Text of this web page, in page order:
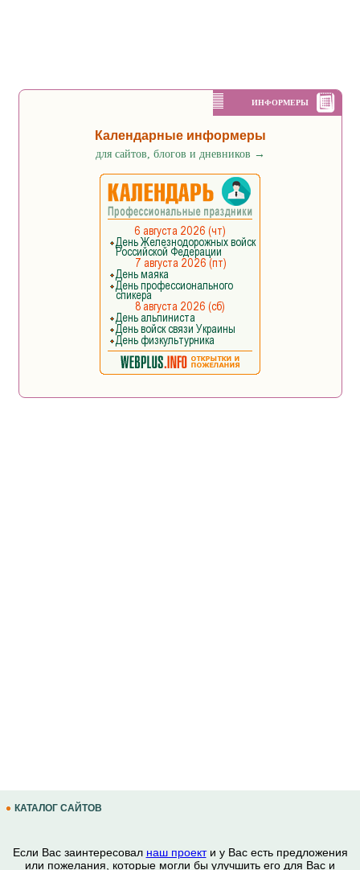
ИНФОРМЕРЫ
Календарные информеры
для сайтов, блогов и дневников →
КАТАЛОГ САЙТОВ
Если Вас заинтересовал наш проекти у Вас есть предложения
или пожелания, которые могли бы улучшить его для Вас и